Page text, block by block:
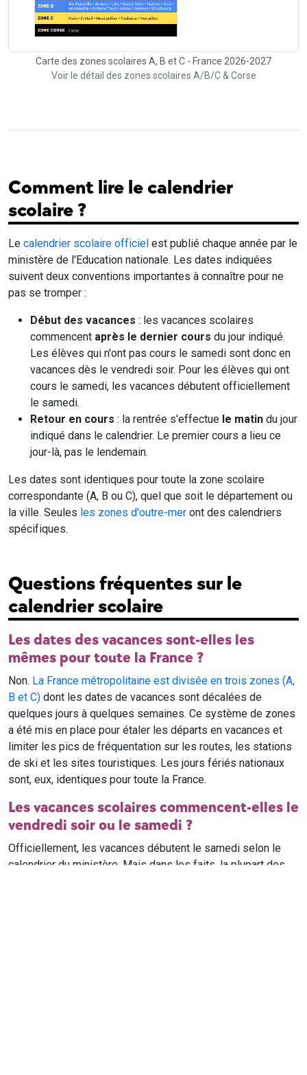
Carte des zones scolaires A, B et C - France 2026-2027
Voir le détail des zones scolaires A/B/C & Corse
Comment lire le calendrier
scolaire ?
Le calendrier scolaire officiel est publié chaque année par le
ministère de l'Education nationale. Les dates indiquées
suivent deux conventions importantes à connaître pour ne
pas se tromper :
Début des vacances : les vacances scolaires
commencent après le dernier cours du jour indiqué.
Les élèves qui n'ont pas cours le samedi sont donc en
vacances dès le vendredi soir. Pour les élèves qui ont
cours le samedi, les vacances débutent officiellement
le samedi.
Retour en cours : la rentrée s'effectue le matin du jour
indiqué dans le calendrier. Le premier cours a lieu ce
jour-là, pas le lendemain.
Les dates sont identiques pour toute la zone scolaire
correspondante (A, B ou C), quel que soit le département ou
la ville. Seules les zones d'outre-mer ont des calendriers
spécifiques.
Questions fréquentes sur le
calendrier scolaire
Les dates des vacances sont-elles les
mêmes pour toute la France ?
Non. La France métropolitaine est divisée en trois zones (A,
B et C) dont les dates de vacances sont décalées de
quelques jours à quelques semaines. Ce système de zones
a été mis en place pour étaler les départs en vacances et
limiter les pics de fréquentation sur les routes, les stations
de ski et les sites touristiques. Les jours fériés nationaux
sont, eux, identiques pour toute la France.
Les vacances scolaires commencent-elles le
vendredi soir ou le samedi ?
Officiellement, les vacances débutent le samedi selon le
calendrier du ministère. Mais dans les faits, la plupart des